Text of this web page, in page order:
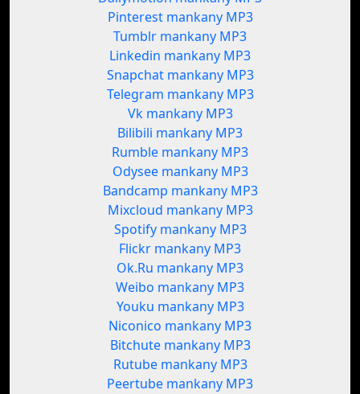
Pinterest mankany MP3
Tumblr mankany MP3
Linkedin mankany MP3
Snapchat mankany MP3
Telegram mankany MP3
Vk mankany MP3
Bilibili mankany MP3
Rumble mankany MP3
Odysee mankany MP3
Bandcamp mankany MP3
Mixcloud mankany MP3
Spotify mankany MP3
Flickr mankany MP3
Ok.Ru mankany MP3
Weibo mankany MP3
Youku mankany MP3
Niconico mankany MP3
Bitchute mankany MP3
Rutube mankany MP3
Peertube mankany MP3